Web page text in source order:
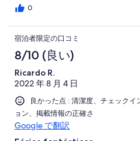
0
宿泊者限定の口コミ
8/10 (良い)
Ricardo R.
2022 年 8 月 4 日
良かった点 : 清潔度、チェック
ョン、掲載情報の正確さ
Google で翻訳